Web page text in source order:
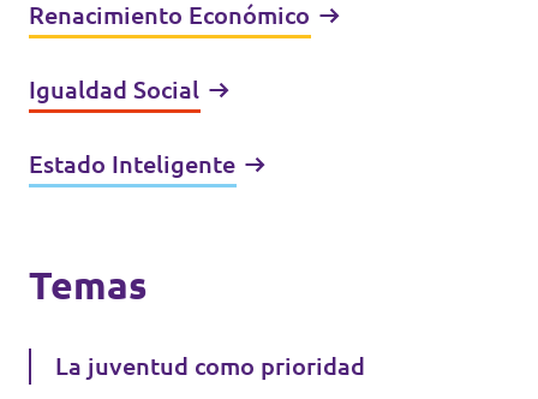
Renacimiento Económico
Igualdad Social
Estado Inteligente
Temas
La juventud como prioridad